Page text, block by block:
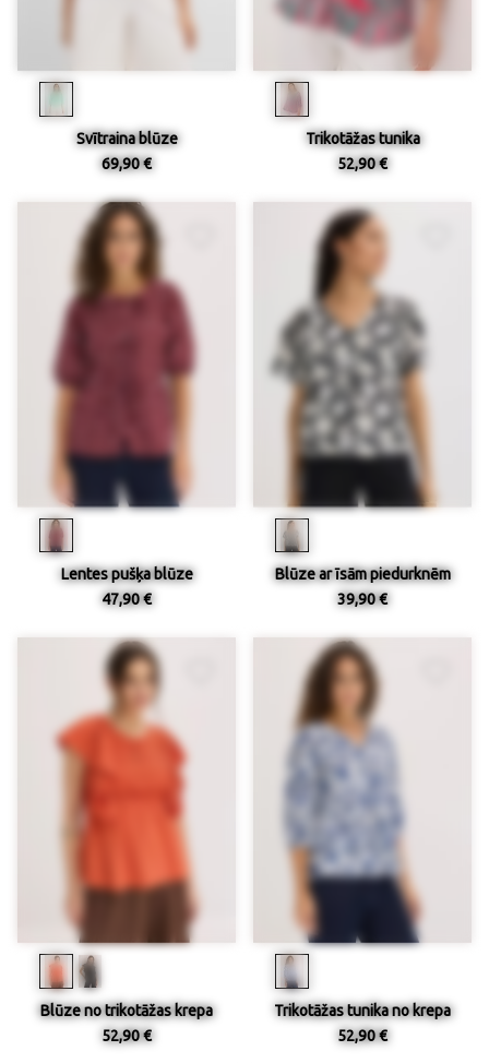
Svītraina blūze
69,90 €
Trikotāžas tunika
52,90 €
Lentes pušķa blūze
47,90 €
Blūze ar īsām piedurknēm
39,90 €
Blūze no trikotāžas krepa
52,90 €
Trikotāžas tunika no krepa
52,90 €